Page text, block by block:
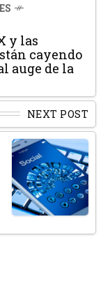
y las
cayendo
auge de la
NEXT POST